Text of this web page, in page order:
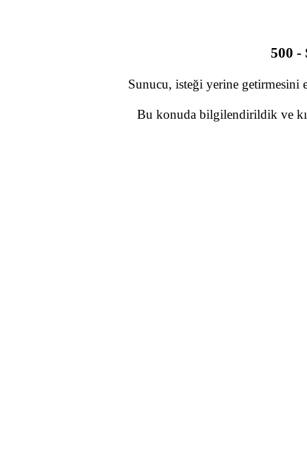
500 -
Sunucu, isteği yerine getirmesini
Bu konuda bilgilendirildik ve